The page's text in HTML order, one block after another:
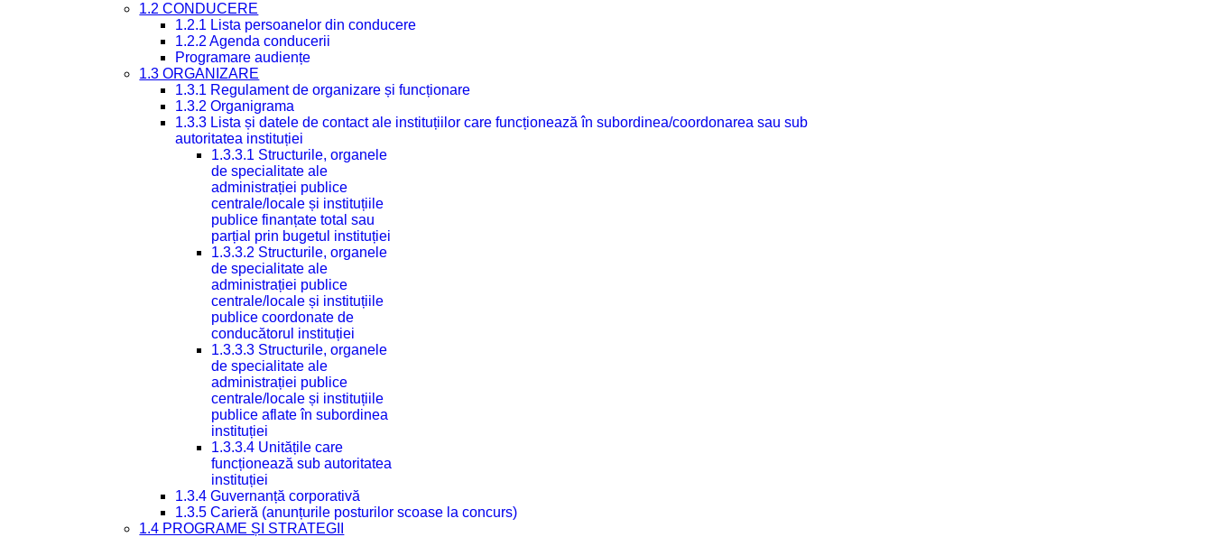
1.2 CONDUCERE
1.2.1 Lista persoanelor din conducere
1.2.2 Agenda conducerii
Programare audiențe
1.3 ORGANIZARE
1.3.1 Regulament de organizare și funcționare
1.3.2 Organigrama
1.3.3 Lista și datele de contact ale instituțiilor care funcționează în subordinea/coordonarea sau sub
autoritatea instituției
1.3.3.1 Structurile, organele
de specialitate ale
administrației publice
centrale/locale și instituțiile
publice finanțate total sau
parțial prin bugetul instituției
1.3.3.2 Structurile, organele
de specialitate ale
administrației publice
centrale/locale și instituțiile
publice coordonate de
conducătorul instituției
1.3.3.3 Structurile, organele
de specialitate ale
administrației publice
centrale/locale și instituțiile
publice aflate în subordinea
instituției
1.3.3.4 Unitățile care
funcționează sub autoritatea
instituției
1.3.4 Guvernanță corporativă
1.3.5 Carieră (anunțurile posturilor scoase la concurs)
1.4 PROGRAME ȘI STRATEGII